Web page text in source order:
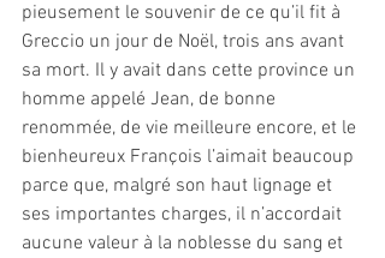
pieusement le souvenir de ce qu’il fit à
Greccio un jour de Noël, trois ans avant
sa mort. Il y avait dans cette province un
homme appelé Jean, de bonne
renommée, de vie meilleure encore, et le
bienheureux François l’aimait beaucoup
parce que, malgré son haut lignage et
ses importantes charges, il n’accordait
aucune valeur à la noblesse du sang et